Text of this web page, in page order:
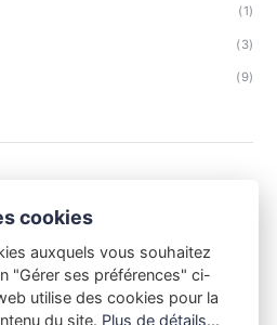
(1)
(3)
(9)
cookies
auxquels vous souhaitez
"Gérer ses préférences" ci-
utilise des cookies pour la
du site. Plus de détails...